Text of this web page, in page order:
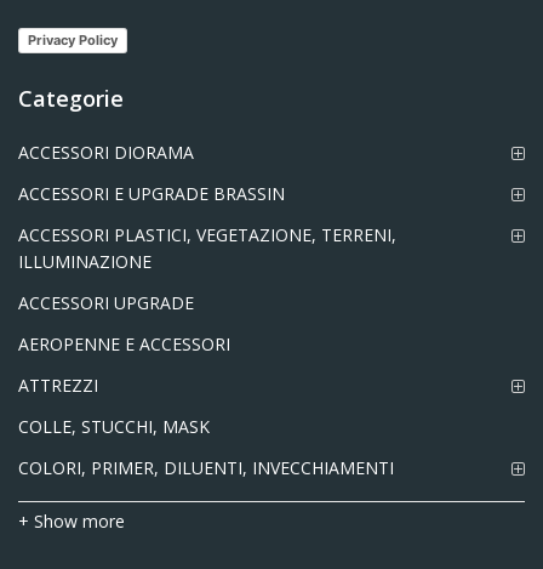
Privacy Policy
Categorie
ACCESSORI DIORAMA
ACCESSORI E UPGRADE BRASSIN
ACCESSORI PLASTICI, VEGETAZIONE, TERRENI,
ILLUMINAZIONE
ACCESSORI UPGRADE
AEROPENNE E ACCESSORI
ATTREZZI
COLLE, STUCCHI, MASK
COLORI, PRIMER, DILUENTI, INVECCHIAMENTI
+ Show more